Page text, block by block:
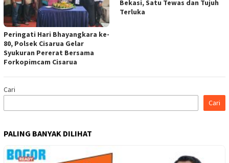
Peringati Hari Bhayangkara ke-
80, Polsek Cisarua Gelar
Syukuran Pererat Bersama
Forkopimcam Cisarua
Bekasi, Satu Tewas dan Tujuh
Terluka
Cari
Cari
PALING BANYAK DILIHAT